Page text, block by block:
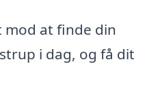
mod at finde din
i dag, og få dit